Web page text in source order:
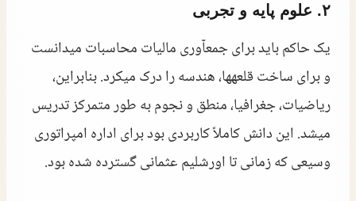
۲. علوم پایه و تجربی
یک حاکم باید برای جمعآوری مالیات محاسبات میدانست
و برای ساخت قلعهها، هندسه را درک میکرد. بنابراین،
ریاضیات، جغرافیا، منطق و نجوم به طور متمرکز تدریس
میشد. این دانش کاملاً کاربردی بود برای اداره امپراتوری
وسیعی که زمانی تا اورشلیم عثمانی گسترده شده بود.